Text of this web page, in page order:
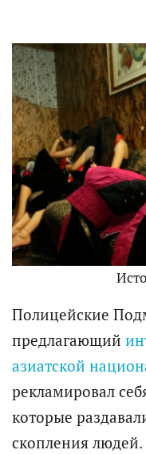
Полицейские
предлагающий
азиатской
рекламировал
которые
скопления